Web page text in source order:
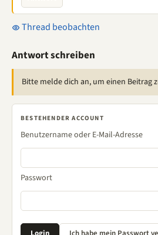
Thread beobachten
Antwort schreiben
Bitte melde dich an, um einen Beitrag
BESTEHENDER ACCOUNT
Benutzername oder E-Mail-Adresse
Passwort